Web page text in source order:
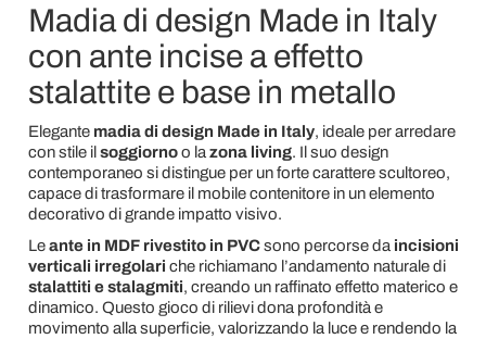
Madia di design Made in Italy
con ante incise a effetto
stalattite e base in metallo
Elegante madia di design Made in Italy, ideale per arredare
con stile il soggiornoo la zona living. Il suo design
contemporaneo si distingue per un forte carattere scultoreo,
capace di trasformare il mobile contenitore in un elemento
decorativo di grande impatto visivo.
Leante in MDF rivestito in PVCsono percorse da incisioni
verticali irregolari che richiamano l’andamento naturale di
stalattiti e stalagmiti, creando un raffinato effetto materico e
dinamico. Questo gioco di rilievi dona profondità e
movimento alla superficie, valorizzando la luce e rendendo la